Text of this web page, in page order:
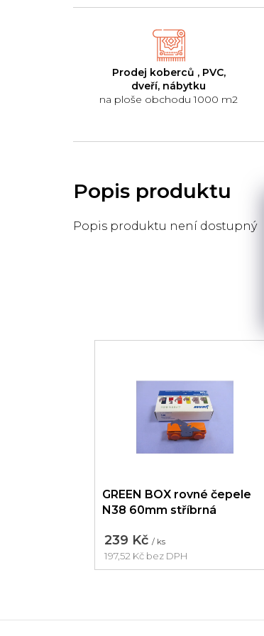
Prodej koberců , PVC,
dveří, nábytku
na ploše obchodu 1000 m2
Popis produktu není dostupný
GREEN BOX rovné čepele
N38 60mm stříbrná
239 Kč / ks
197,52 Kč bez DPH
Měrná